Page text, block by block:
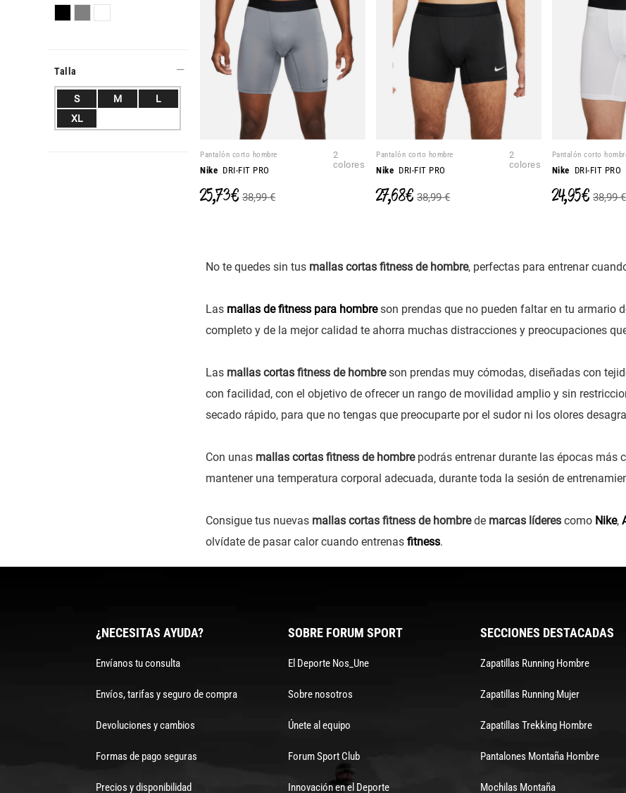
Pantalón corto hombre
Nike DRI-FIT PRO
2
colores
25,73 € 38,99 €
Pantalón corto hombre
Nike DRI-FIT PRO
2
colores
27,68 € 38,99 €
Pantalón corto
Nike DRI-FIT PRO
24,95 € 38,99 €
No te quedes sin tus mallas cortas fitness de hombre, perfectas para entrenar
Las mallas de fitness para hombreson prendas que no pueden faltar en tu armario
completo y de la mejor calidad te ahorra muchas distracciones y preocupaciones
Las mallas cortas fitness de hombreson prendas muy cómodas, diseñadas con
con facilidad, con el objetivo de ofrecer un rango de movilidad amplio y sin
secado rápido, para que no tengas que preocuparte por el sudor ni los olores
Con unas mallas cortas fitness de hombrepodrás entrenar durante las épocas más
mantener una temperatura corporal adecuada, durante toda la sesión de
Consigue tus nuevas mallas cortas fitness de hombrede marcas líderes como Nike,
olvídate de pasar calor cuando entrenasfitness.
Talla
S M
L
XL
¿NECESITAS AYUDA?
Envíanos tu consulta
Envíos, tarifas y seguro de compra
Devoluciones y cambios
Formas de pago seguras
Precios y disponibilidad
SOBRE FORUM SPORT
El Deporte Nos_Une
Sobre nosotros
Únete al equipo
Forum Sport Club
Innovación en el Deporte
SECCIONES DESTACADAS
Zapatillas Running Hombre
Zapatillas Running Mujer
Zapatillas Trekking Hombre
Pantalones Montaña Hombre
Mochilas Montaña